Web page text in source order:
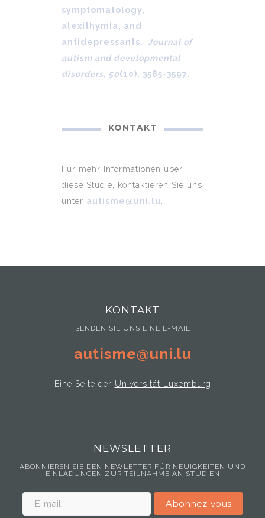
symptomatology,
alexithymia, and
antidepressants. Journal of
autism and developmental
disorders, 50(10), 3585-3597.
KONTAKT
Für mehr Informationen über
diese Studie, kontaktieren Sie uns
unter autisme@uni.lu
KONTAKT
SENDEN SIE UNS EINE E-MAIL
autisme@uni.lu
Eine Seite der Universität Luxemburg
NEWSLETTER
ABONNIEREN SIE DEN NEWLETTER FÜR NEUIGKEITEN UND
EINLADUNGEN ZUR TEILNAHME AN STUDIEN